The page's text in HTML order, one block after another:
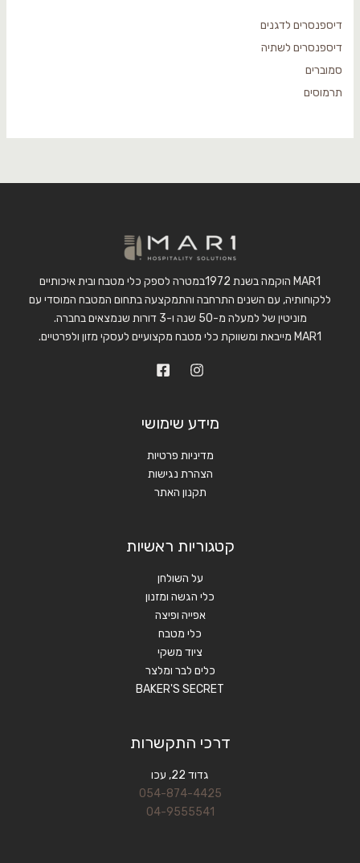
דיספנסרים לדגנים
דיספנסרים לשתיה
סמוברים
תרמוסים
MAR1 הוקמה בשנת 1972במטרה לספק כלי מטבח ובית איכותיים
ללקוחותיה, עם השנים התרחבה והתמקצעה בתחום המטבח המוסדי עם
מוניטין של למעלה מ-50 שנה ו-3 דורות שנמצאים בחברה.
MAR1 מייבאת ומשווקת כלי מטבח מקצועיים לעסקי מזון ולפרטיים.
מידע שימושי
מדיניות פרטיות
הצהרת נגישות
תקנון האתר
קטגוריות ראשיות
על השולחן
כלי הגשה ומזנון
אפייה ופיצה
כלי מטבח
ציוד משקי
כלים לבר ומלצר
BAKER'S SECRET
דרכי התקשרות
גדוד 22, עכו
054-874-4425
04-9555541